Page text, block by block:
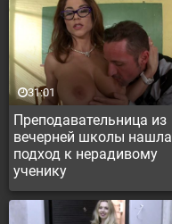
Преподавательница из
вечерней школы нашла
подход к нерадивому
ученику
31:01